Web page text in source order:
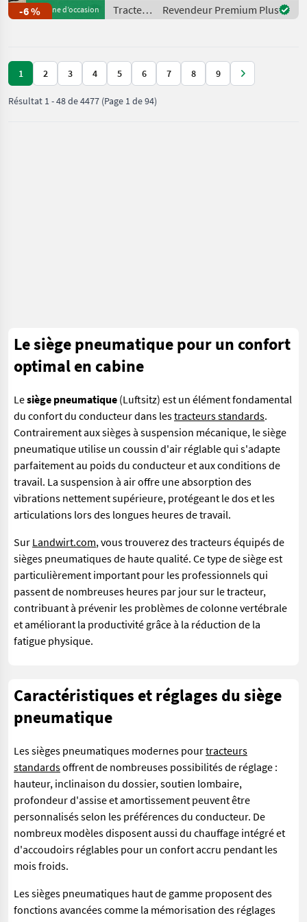
-6 %Machine d’occasion
-480/65R28 vorne 600
Tracteurs
/ Valtra
Revendeur Premium Plus
1 2 3 4 5 6 7 8 9
Résultat 1-48de4477 (Page 1 de 94)
Le siège pneumatique pour un confort
optimal en cabine
Lesiège pneumatique (Luftsitz) est un élément fondamental
du confort du conducteur dans lestracteurs standards.
Contrairement aux sièges à suspension mécanique, le siège
pneumatique utilise un coussin d'air réglable qui s'adapte
parfaitement au poids du conducteur et aux conditions de
travail. La suspension à air offre une absorption des
vibrations nettement supérieure, protégeant le dos et les
articulations lors des longues heures de travail.
Sur Landwirt.com, vous trouverez des tracteurs équipés de
sièges pneumatiques de haute qualité. Ce type de siège est
particulièrement important pour les professionnels qui
passent de nombreuses heures par jour sur le tracteur,
contribuant à prévenir les problèmes de colonne vertébrale
et améliorant la productivité grâce à la réduction de la
fatigue physique.
Caractéristiques et réglages du siège
pneumatique
Les sièges pneumatiques modernes pourtracteurs
standardsoffrent de nombreuses possibilités de réglage :
hauteur, inclinaison du dossier, soutien lombaire,
profondeur d'assise et amortissement peuvent être
personnalisés selon les préférences du conducteur. De
nombreux modèles disposent aussi du chauffage intégré et
d'accoudoirs réglables pour un confort accru pendant les
mois froids.
Les sièges pneumatiques haut de gamme proposent des
fonctions avancées comme la mémorisation des réglages